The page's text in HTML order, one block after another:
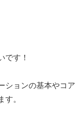
です！
ションの基本やコア
す。